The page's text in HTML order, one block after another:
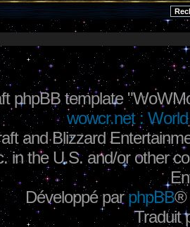
phpBB template
wowcr.net :
and Blizzard
in the U.S. and/or other
Développé parphpBB®
Traduit